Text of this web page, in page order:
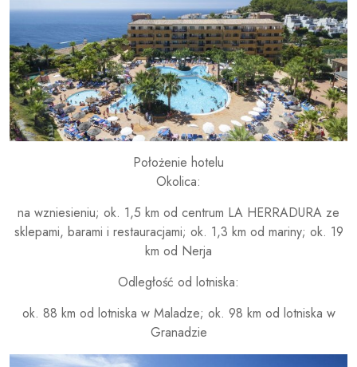
Położenie hotelu
Okolica:
na wzniesieniu; ok. 1,5 km od centrum LA HERRADURA ze
sklepami, barami i restauracjami; ok. 1,3 km od mariny; ok. 19
km od Nerja
Odległość od lotniska:
ok. 88 km od lotniska w Maladze; ok. 98 km od lotniska w
Granadzie